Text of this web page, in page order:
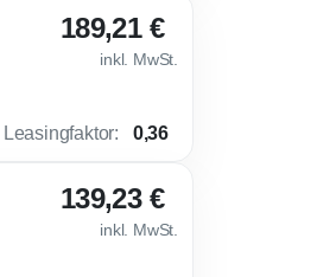
189,21 €
inkl. MwSt.
Leasingfaktor: 0,36
139,23 €
inkl. MwSt.